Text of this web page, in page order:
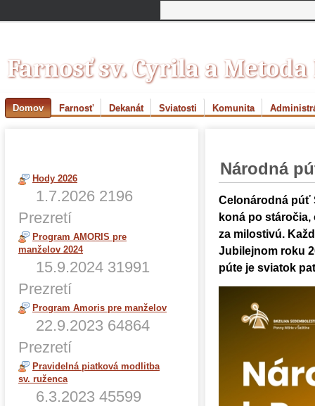
Farnosť sv. Cyrila a
Domov Farnosť Dekanát Sviatosti Komunita
Hody 2026
1.7.2026 2196
Prezretí
Program AMORIS pre
manželov 2024
15.9.2024 31991
Prezretí
Program Amoris pre manželov
22.9.2023 64864
Prezretí
Pravidelná piatková modlitba
sv. ruženca
6.3.2023 45599
Národná
Celonárodná púť
koná po
za milostivú.
Jubilejnom roku
púte je sviatok